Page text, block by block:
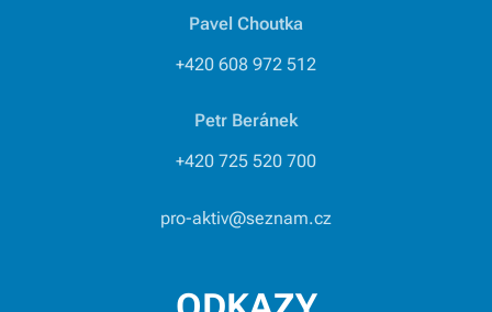
Pavel Choutka
+420 608 972 512
Petr Beránek
+420 725 520 700
pro-aktiv@seznam.cz